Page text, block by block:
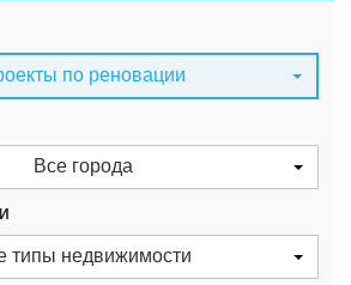
по реновации
Все города
типы недвижимости